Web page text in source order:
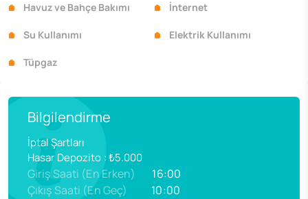
Havuz ve Bahçe Bakımı İnternet
Su Kullanımı Elektrik Kullanımı
Tüpgaz
Bilgilendirme
İptal Şartları
Hasar Depozito :₺5.000
Giriş Saati (En Erken)
16:00
Çıkış Saati (En Geç)
10:00